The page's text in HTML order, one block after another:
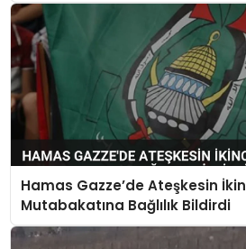
Hamas Gazze’de Ateşkesin
Mutabakatına Bağlılık Bildirdi